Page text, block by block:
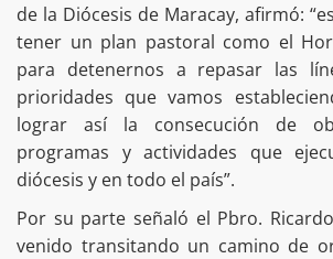
de la Diócesis de Maracay, afirmó:
tener un plan pastoral como el
para detenernos a repasar las
prioridades que vamos
lograr así la consecución de
programas y actividades que
diócesis y en todo el país”.
Por su parte señaló el Pbro.
venido transitando un camino de